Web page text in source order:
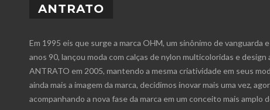
ANTRATO
Em 1995 eis que surge a marca OHM, um sinônimo de
anos 90, lançou moda com calças de nylon multicoloridas e
ANTRATO em 2005, mantendo a mesma criatividade em seus
ainda mais a imagem da marca, decidimos inovar mais uma vez,
acompanhando a nova fase da marca em um conceito mais amplo